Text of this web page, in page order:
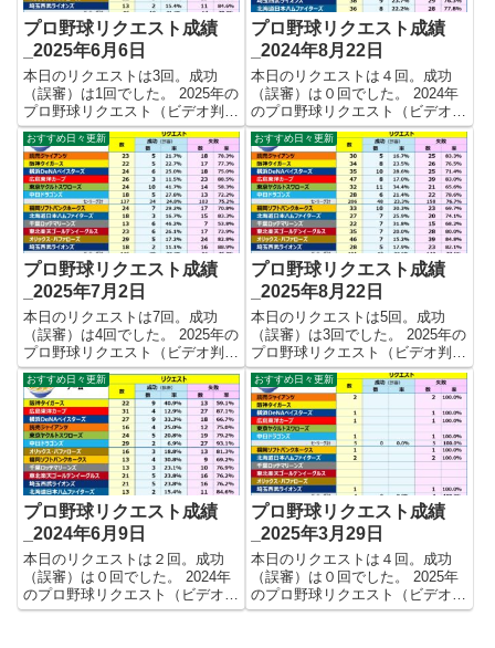
プロ野球リクエスト成績
_2025年6月6日
本日のリクエストは3回。成功
（誤審）は1回でした。 2025年の
プロ野球リクエスト（ビデオ判
定）成績を記録集計しています。
今シーズンのリクエスト成功率は
これで23.0%。リクエスト数183
回、成功42回、失敗141回となり
ました。 【リクエ...
プロ野球リクエスト成績
_2024年8月22日
本日のリクエストは４回。成功
（誤審）は０回でした。 2024年
のプロ野球リクエスト（ビデオ判
定）成績を記録集計しています。
今シーズンのリクエスト成功率は
これで22.9%。リクエスト数446
回、成功102回、失敗344回とな
りました。 【リク...
おすすめ日々更新
プロ野球リクエスト成績
_2025年7月2日
本日のリクエストは7回。成功
（誤審）は4回でした。 2025年の
プロ野球リクエスト（ビデオ判
定）成績を記録集計しています。
今シーズンのリクエスト成功率は
これで24.0%。リクエスト数262
回、成功63回、失敗199回となり
ました。 【リクエ...
おすすめ日々更新
プロ野球リクエスト成績
_2025年8月22日
本日のリクエストは5回。成功
（誤審）は3回でした。 2025年の
プロ野球リクエスト（ビデオ判
定）成績を記録集計しています。
今シーズンのリクエスト成功率は
これで22.9%。リクエスト数397
回、成功91回、失敗306回となり
ました。 【リクエ...
おすすめ日々更新
プロ野球リクエスト成績
_2024年6月9日
本日のリクエストは２回。成功
（誤審）は０回でした。 2024年
のプロ野球リクエスト（ビデオ判
定）成績を記録集計しています。
おすすめ日々更新
プロ野球リクエスト成績
_2025年3月29日
本日のリクエストは４回。成功
（誤審）は０回でした。 2025年
のプロ野球リクエスト（ビデオ判
定）成績を記録集計しています。